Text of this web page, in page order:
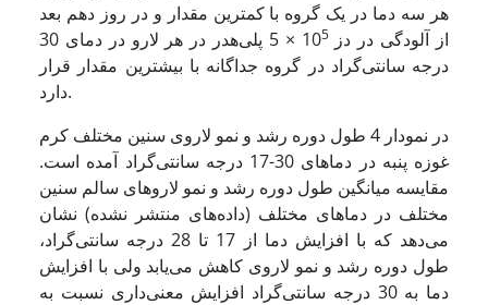
هر سه دما در یک گروه با کمترین مقدار و در روز دهم بعد
از آلودگی در دز 105
× 5 پلی‌هدر در هر لارو در دمای 30
درجه سانتی‌گراد در گروه جداگانه با بیشترین مقدار قرار
دارد.
در نمودار 4 طول دوره رشد و نمو لاروی سنین مختلف کرم
غوزه پنبه در دماهای 30-17 درجه سانتی‌گراد آمده است.
مقایسه میانگین طول دوره رشد و نمو لاروهای سالم سنین
مختلف در دماهای مختلف (داده‌های منتشر نشده) نشان
می‌دهد که با افزایش دما از 17 تا 28 درجه سانتی‌گراد،
طول دوره رشد و نمو لاروی کاهش می‌یابد ولی با افزایش
دما به 30 درجه سانتی‌گراد افزایش معنی‌داری نسبت به